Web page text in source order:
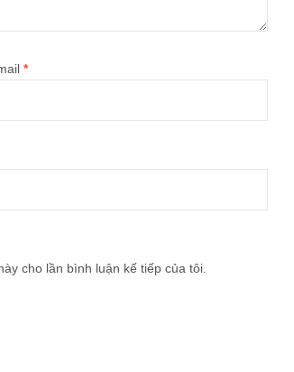
*
cho lần bình luận kế tiếp của tôi.